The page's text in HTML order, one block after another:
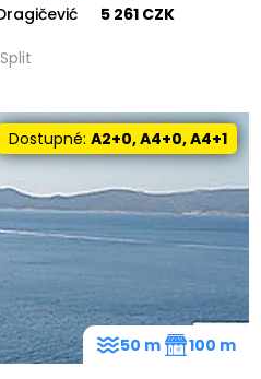
5 261 CZK
Dostupné:A2+0, A4+0, A4+1
50 m 100 m